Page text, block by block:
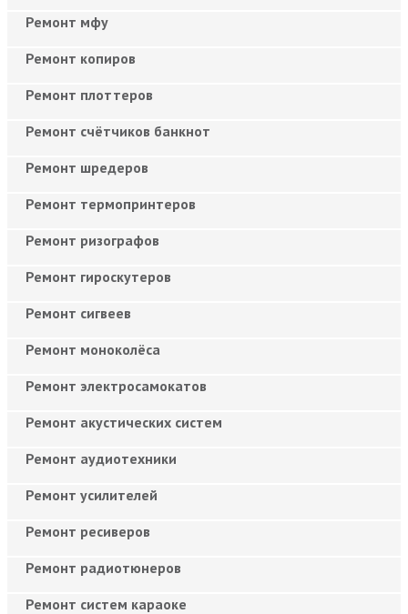
Ремонт мфу
Ремонт копиров
Ремонт плоттеров
Ремонт счётчиков банкнот
Ремонт шредеров
Ремонт термопринтеров
Ремонт ризографов
Ремонт гироскутеров
Ремонт сигвеев
Ремонт моноколёса
Ремонт электросамокатов
Ремонт акустических систем
Ремонт аудиотехники
Ремонт усилителей
Ремонт ресиверов
Ремонт радиотюнеров
Ремонт систем караоке